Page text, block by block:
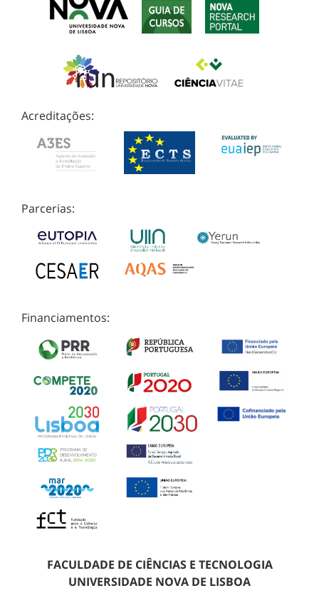
Acreditações:
Parcerias:
Financiamentos:
FACULDADE DE CIÊNCIAS E TECNOLOGIA
UNIVERSIDADE NOVA DE LISBOA